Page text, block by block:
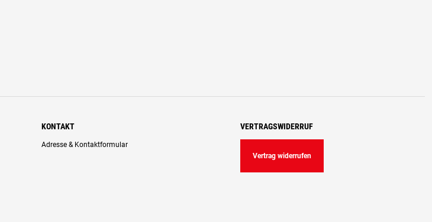
KONTAKT
Adresse & Kontaktformular
VERTRAGSWIDERRUF
Vertrag widerrufen